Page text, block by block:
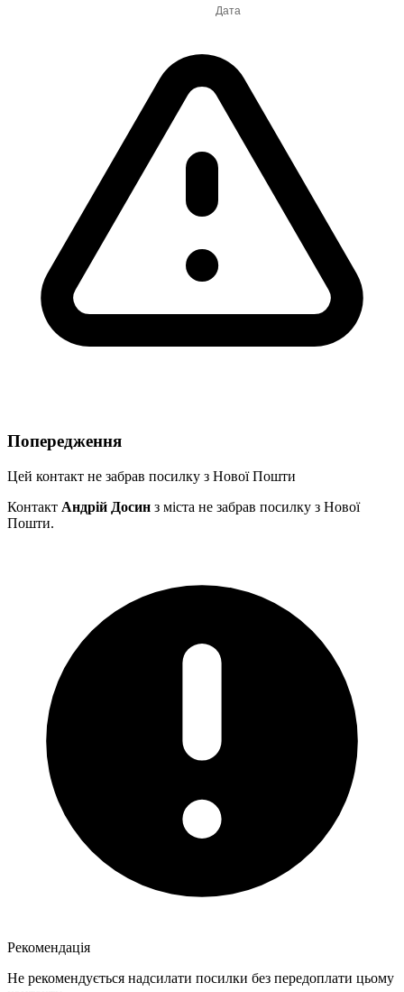
Попередження
Цей контакт не забрав посилку з Нової Пошти
Контакт Андрій Досин з міста не забрав посилку з Нової
Пошти.
Рекомендація
Не рекомендується надсилати посилки без передоплати цьому